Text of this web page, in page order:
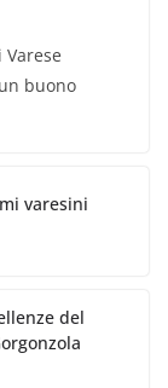
Varese
buono
varesini
del